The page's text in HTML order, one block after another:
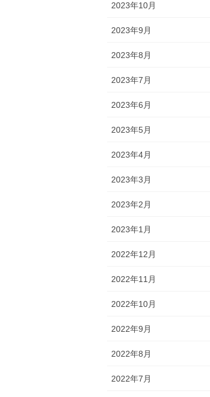
2023年10月
2023年9月
2023年8月
2023年7月
2023年6月
2023年5月
2023年4月
2023年3月
2023年2月
2023年1月
2022年12月
2022年11月
2022年10月
2022年9月
2022年8月
2022年7月